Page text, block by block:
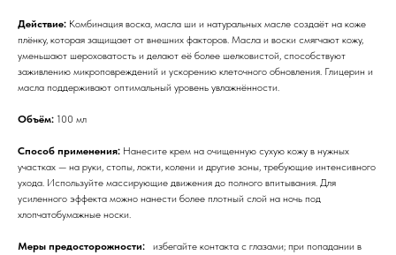
Действие: Комбинация воска, масла ши и натуральных масле создаёт на коже
плёнку, которая защищает от внешних факторов. Масла и воски смягчают кожу,
уменьшают шероховатость и делают её более шелковистой, способствуют
заживлению микроповреждений и ускорению клеточного обновления. Глицерин и
масла поддерживают оптимальный уровень увлажнённости.
Объём: 100 мл
Способ применения: Нанесите крем на очищенную сухую кожу в нужных
участках — на руки, стопы, локти, колени и другие зоны, требующие интенсивного
ухода. Используйте массирующие движения до полного впитывания. Для
усиленного эффекта можно нанести более плотный слой на ночь под
хлопчатобумажные носки.
Меры предосторожности: избегайте контакта с глазами; при попадании в